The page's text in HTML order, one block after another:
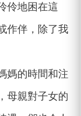
伶地困在這
作伴，除了我
媽的時間和注
母親對子女的